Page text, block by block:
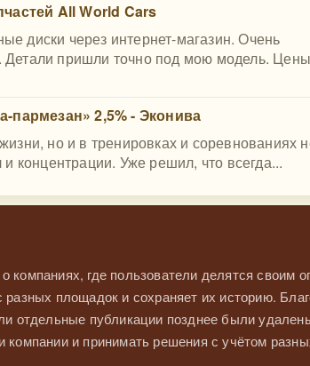
All World Cars
диски через интернет-магазин. Очень
Детали пришли точно под мою модель. Цены
2,5% - Эконива
но и в тренировках и соревнованиях
концентрации. Уже решил, что всегда...
где пользователи делятся своим
площадок и сохраняет их историю.
отдельные публикации позднее были
и принимать решения с учётом